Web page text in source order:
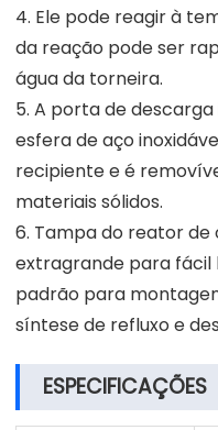
4. Ele pode reagir à
da reação pode ser
água da torneira.
5. A porta de
esfera de aço
recipiente e é
materiais sólidos.
6. Tampa do reator
extragrande para fácil
padrão para
síntese de refluxo e
ESPECIFICAÇÕES